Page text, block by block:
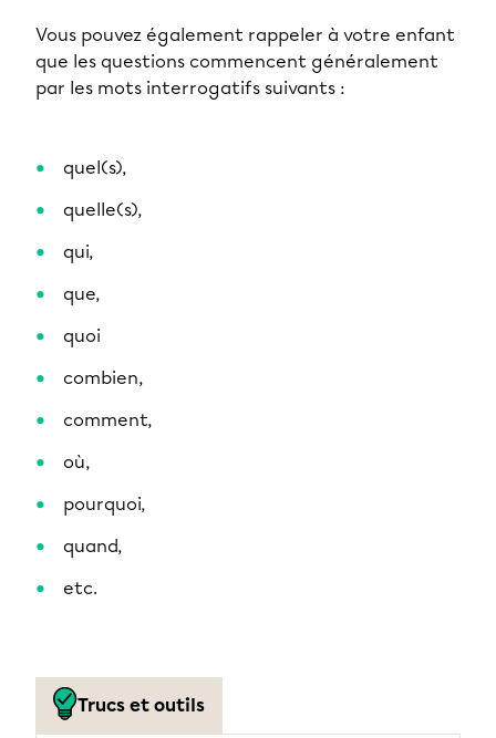
Vous pouvez également rappeler à votre enfant
que les questions commencent généralement
par les mots interrogatifs suivants :
quel(s),
quelle(s),
qui,
que,
quoi
combien,
comment,
où,
pourquoi,
quand,
etc.
Trucs et outils